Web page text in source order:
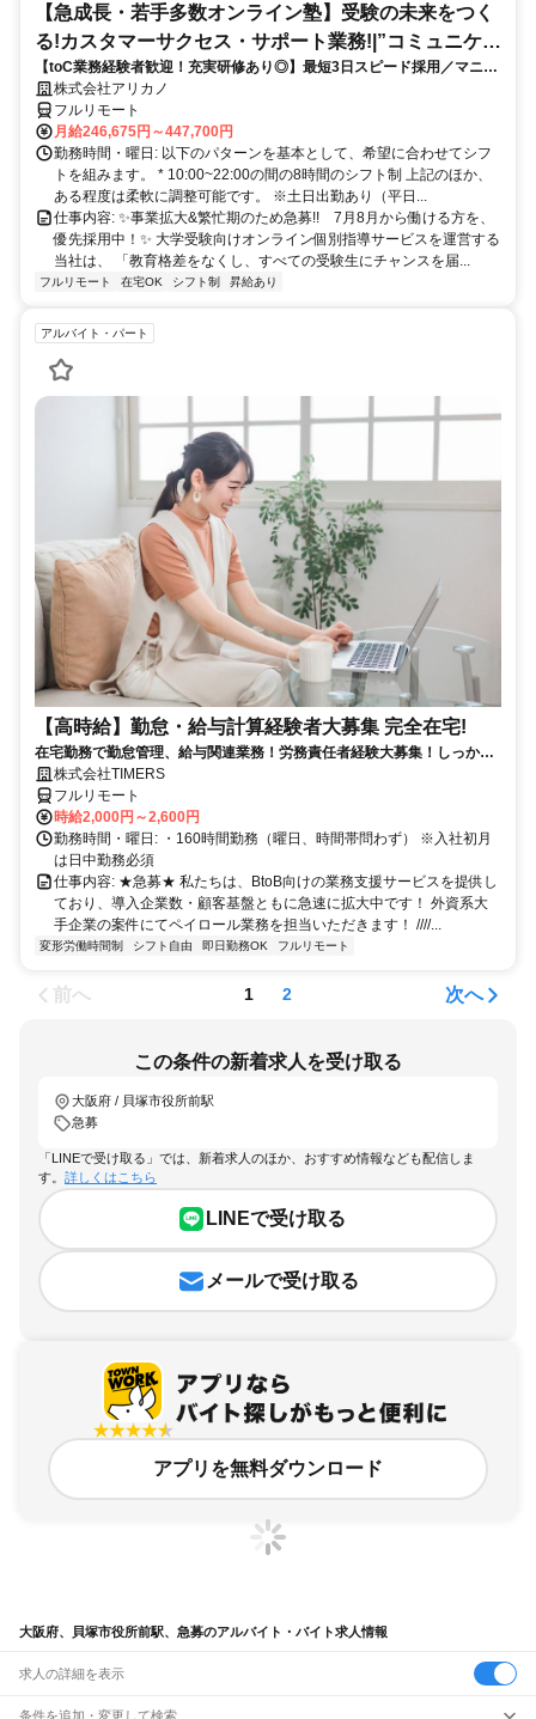
【急成長・若手多数オンライン塾】受験の未来をつく
る!カスタマーサクセス・サポート業務!|”コミュニケー
ション”が好きな方!|「フルリモート勤務」
【toC業務経験者歓迎！充実研修あり◎】最短3日スピード採用／マニュ
アル化が進んでいて、迷わず働ける環境です！
株式会社アリカノ
フルリモート
月給246,675円～447,700円
勤務時間・曜日: 以下のパターンを基本として、希望に合わせてシフ
トを組みます。 * 10:00~22:00の間の8時間のシフト制 上記のほか、
ある程度は柔軟に調整可能です。 ※土日出勤あり（平日...
仕事内容: ✨️事業拡大&繁忙期のため急募!! 7月8月から働ける方を、
優先採用中！✨️ 大学受験向けオンライン個別指導サービスを運営する
当社は、 「教育格差をなくし、すべての受験生にチャンスを届...
フルリモート 在宅OK シフト制 昇給あり
アルバイト・パート
【高時給】勤怠・給与計算経験者大募集 完全在宅!
在宅勤務で勤怠管理、給与関連業務！労務責任者経験大募集！しっかり
稼ぎたい方、注目！
株式会社TIMERS
フルリモート
時給2,000円～2,600円
勤務時間・曜日: ・160時間勤務（曜日、時間帯問わず） ※入社初月
は日中勤務必須
仕事内容: ★急募★ 私たちは、BtoB向けの業務支援サービスを提供し
ており、導入企業数・顧客基盤ともに急速に拡大中です！ 外資系大
手企業の案件にてペイロール業務を担当いただきます！ ////...
変形労働時間制 シフト自由 即日勤務OK フルリモート
前へ 1 2 次へ
この条件の新着求人を受け取る
大阪府 / 貝塚市役所前駅
急募
「LINEで受け取る」では、新着求人のほか、おすすめ情報なども配信しま
す。 詳しくはこちら
LINEで受け取る
メールで受け取る
アプリを無料ダウンロード
大阪府、貝塚市役所前駅、急募のアルバイト・バイト求人情報
求人の詳細を表示
条件を追加・変更して検索